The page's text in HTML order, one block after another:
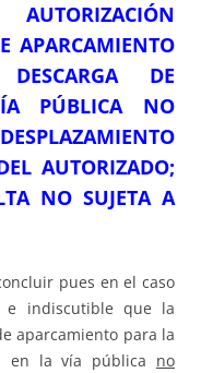
APARCAMIENTO
DE
PÚBLICA NO
AUTORIZADO;
NO SUJETA A
pues en el caso
e indiscutible que la
aparcamiento para la
en la vía pública no